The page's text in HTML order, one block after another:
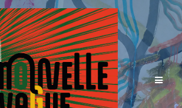
Skip
to
content